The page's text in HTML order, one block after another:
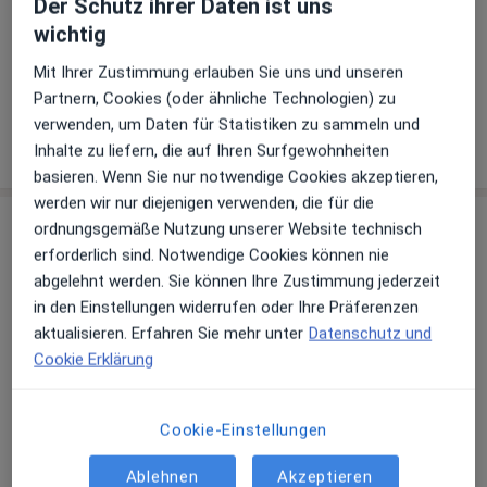
Osteopathie
Sympathikus-Therapie nach Dr. Steinrücken
Wie funktioniert die Preisbildung?
Praxis
Praxis Katrin-Sofie Pohl Heilpraktikerin
Louisenstr. 74, Bad Homburg Vor Der Höhe, 61348
Bad Homburg
Privatpraxis
Zu Google Mapsöffnet in einer neuen
Der Schutz ihrer Daten ist uns
wichtig
Mit Ihrer Zustimmung erlauben Sie uns und unseren
Partnern, Cookies (oder ähnliche Technologien) zu
verwenden, um Daten für Statistiken zu sammeln und
Inhalte zu liefern, die auf Ihren Surfgewohnheiten
basieren. Wenn Sie nur notwendige Cookies akzeptieren,
werden wir nur diejenigen verwenden, die für die
ordnungsgemäße Nutzung unserer Website technisch
erforderlich sind. Notwendige Cookies können nie
abgelehnt werden. Sie können Ihre Zustimmung jederzeit
in den Einstellungen widerrufen oder Ihre Präferenzen
aktualisieren. Erfahren Sie mehr unter Datenschutz und
Cookie Erklärung
Cookie-Einstellungen
Ablehnen Akzeptieren